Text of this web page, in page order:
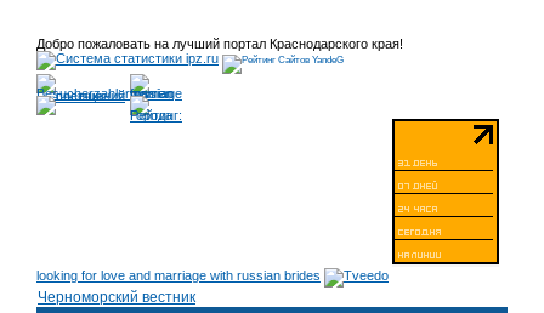
Добро пожаловать на лучший портал Краснодарского края!
looking for love and marriage with russian brides
Черноморский вестник